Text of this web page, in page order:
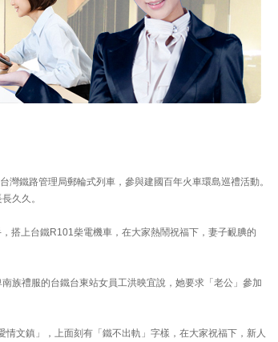
灣鐵路管理局郵輪式列車，參與建國百年火車環島巡禮活動。
久久。
搭上台鐵R101柴電機車，在大家熱鬧祝福下，妻子靦腆的
族禮服的台鐵台東站女員工洪映宜說，她要求「老公」參加
文鎮」，上面刻有「鐵不出軌」字樣，在大家祝福下，新人